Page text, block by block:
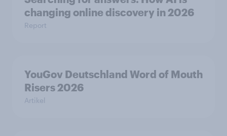
changing online discovery in 2026
Report
YouGov Deutschland Word of Mouth
Risers 2026
Artikel